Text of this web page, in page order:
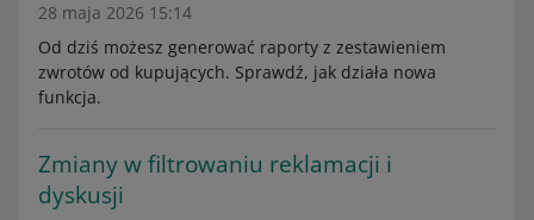
28 maja 2026 15:14
Od dziś możesz generować raporty z zestawieniem
zwrotów od kupujących. Sprawdź, jak działa nowa
funkcja.
Zmiany w filtrowaniu reklamacji i
dyskusji